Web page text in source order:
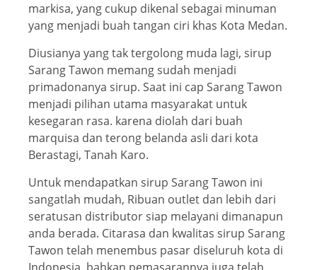
markisa, yang cukup dikenal sebagai minuman
yang menjadi buah tangan ciri khas Kota Medan.
Diusianya yang tak tergolong muda lagi, sirup
Sarang Tawon memang sudah menjadi
primadonanya sirup. Saat ini cap Sarang Tawon
menjadi pilihan utama masyarakat untuk
kesegaran rasa. karena diolah dari buah
marquisa dan terong belanda asli dari kota
Berastagi, Tanah Karo.
Untuk mendapatkan sirup Sarang Tawon ini
sangatlah mudah, Ribuan outlet dan lebih dari
seratusan distributor siap melayani dimanapun
anda berada. Citarasa dan kwalitas sirup Sarang
Tawon telah menembus pasar diseluruh kota di